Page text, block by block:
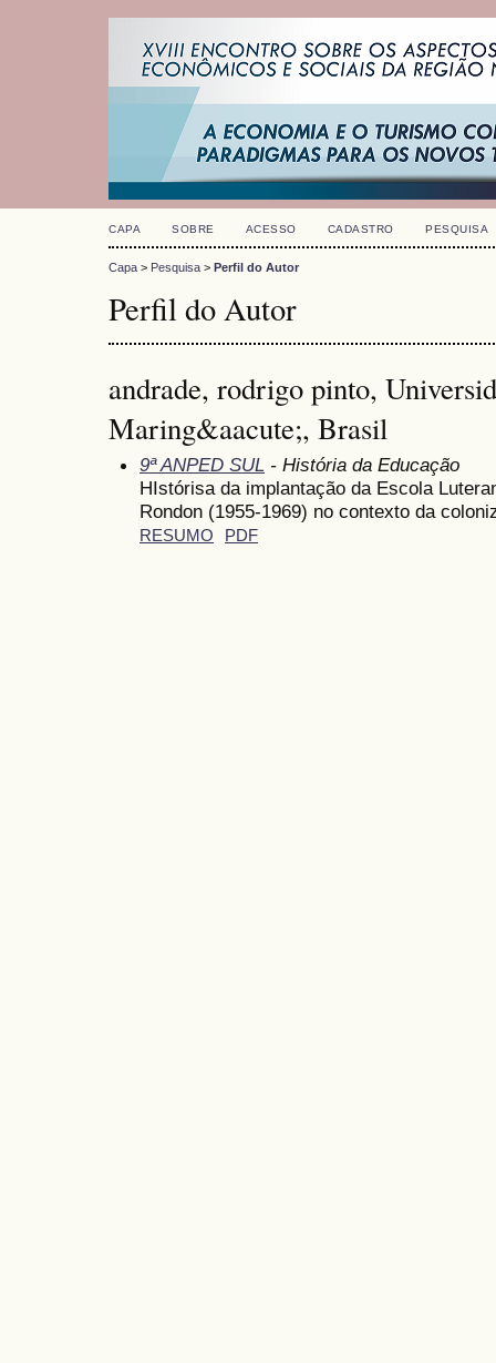
CAPA SOBRE ACESSO CADASTRO PESQUISA
Capa > Pesquisa > Perfil do Autor
Perfil do Autor
andrade, rodrigo pinto,
Maring&aacute;, Brasil
9ª ANPED SUL - História da Educação
HIstórisa da implantação da Escola
Rondon (1955-1969) no contexto da
RESUMO PDF